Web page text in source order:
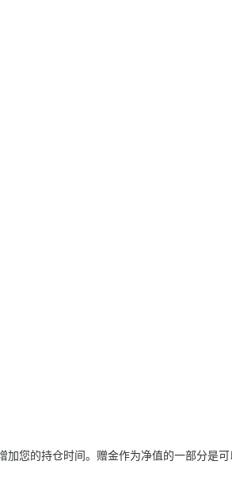
您的持仓时间。赠金作为净值的一部分是可